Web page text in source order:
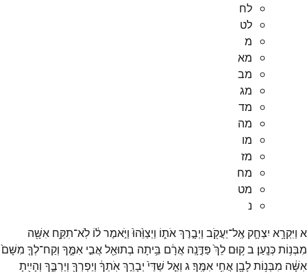
לח
לט
מ
מא
מב
מג
מד
מה
מו
מז
מח
מט
נ
א וַיִּקְרָ֥א יִצְחָ֛ק אֶֽל־יַעֲקֹ֖ב וַיְבָ֣רֶךְאֹת֑וֹ וַיְצַוֵּ֙הוּ֙ וַיֹּ֣אמֶרל֔וֹ לֹֽא־תִקַּ֥ח אִשָּׁ֖ה
מִבְּנ֥וֹתכְּנָֽעַן׃ בק֥וּם לֵךְ֙ פַּדֶּ֣נָֽה אֲרָ֔ם בֵּ֥יתָה בְתוּאֵ֖לאֲבִ֣י אִמֶּ֑ךָ וְקַח־לְךָ֤ מִשָּׁם֙
אִשָּׁ֔ה מִבְּנ֥וֹתלָבָ֖ן אֲחִ֥י אִמֶּֽךָ׃ג וְאֵ֤ל שַׁדַּי֙ יְבָרֵ֣ךְאֹֽתְךָ֔ וְיַפְרְךָ֖ וְיַרְבֶּ֑ךָ וְהָיִ֖יתָ